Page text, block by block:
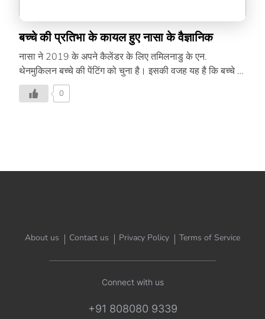
बच्चे की प्रतिभा के कायल हुए नासा के वैज्ञानिक
नासा ने 2019 के अपने कैलेंडर के लिए तमिलनाडु के एन.
थेनमुकिलन बच्चे की पेंटिंग को चुना है। इसकी वजह यह है कि बच्चे ने
अपनी पेंटिंग के ज़रिए एक ऐसा मैसेज दिया है, जो नासा के वैज्ञानिकों
को न केवल बेहद पसंद आया, बल्कि वैज्ञानिक इस पेंटिंग के मैसेज को
0
About us Contact us Privacy Policy Terms of Service
Connect with us
+91 808080 9339